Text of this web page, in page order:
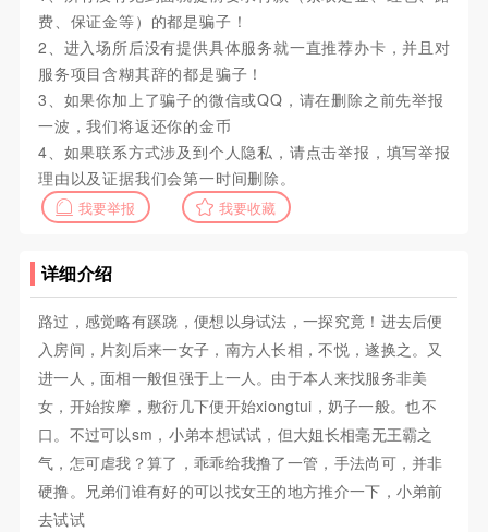
费、保证金等）的都是骗子！
2、进入场所后没有提供具体服务就一直推荐办卡，并且对
服务项目含糊其辞的都是骗子！
3、如果你加上了骗子的微信或QQ，请在删除之前先举报
一波，我们将返还你的金币
4、如果联系方式涉及到个人隐私，请点击举报，填写举报
理由以及证据我们会第一时间删除。
我要举报 我要收藏
详细介绍
路过，感觉略有蹊跷，便想以身试法，一探究竟！进去后便
入房间，片刻后来一女子，南方人长相，不悦，遂换之。又
进一人，面相一般但强于上一人。由于本人来找服务非美
女，开始按摩，敷衍几下便开始xiongtui，奶子一般。也不
口。不过可以sm，小弟本想试试，但大姐长相毫无王霸之
气，怎可虐我？算了，乖乖给我撸了一管，手法尚可，并非
硬撸。兄弟们谁有好的可以找女王的地方推介一下，小弟前
去试试